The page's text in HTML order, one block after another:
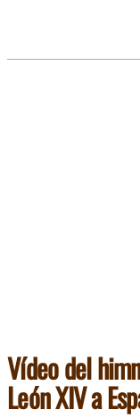
Vídeo del
León XIV a